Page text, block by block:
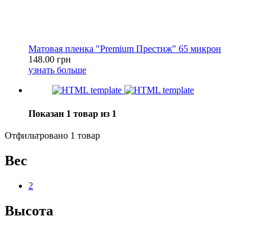
Матовая пленка "Premium Престиж" 65 микрон
148.00 грн
узнать больше
Показан 1 товар из 1
Отфильтровано 1 товар
Вес
2
Высота